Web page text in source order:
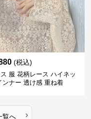
(税込)
服 花柄レース ハイネッ
ンナー 透け感 重ね着
覧へ ›